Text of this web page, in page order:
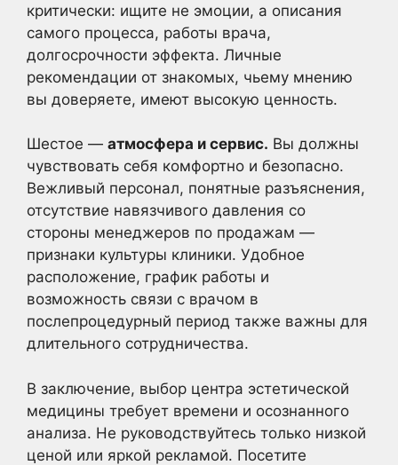
критически: ищите не эмоции, а описания
самого процесса, работы врача,
долгосрочности эффекта. Личные
рекомендации от знакомых, чьему мнению
вы доверяете, имеют высокую ценность.
Шестое — атмосфера и сервис. Вы должны
чувствовать себя комфортно и безопасно.
Вежливый персонал, понятные разъяснения,
отсутствие навязчивого давления со
стороны менеджеров по продажам —
признаки культуры клиники. Удобное
расположение, график работы и
возможность связи с врачом в
послепроцедурный период также важны для
длительного сотрудничества.
В заключение, выбор центра эстетической
медицины требует времени и осознанного
анализа. Не руководствуйтесь только низкой
ценой или яркой рекламой. Посетите